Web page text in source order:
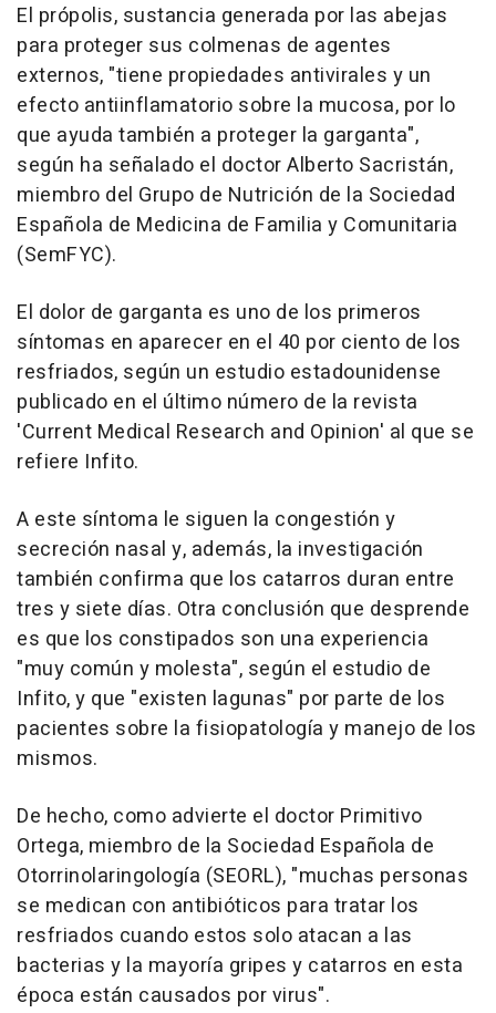
El própolis, sustancia generada por las abejas
para proteger sus colmenas de agentes
externos, "tiene propiedades antivirales y un
efecto antiinflamatorio sobre la mucosa, por lo
que ayuda también a proteger la garganta",
según ha señalado el doctor Alberto Sacristán,
miembro del Grupo de Nutrición de la Sociedad
Española de Medicina de Familia y Comunitaria
(SemFYC).
El dolor de garganta es uno de los primeros
síntomas en aparecer en el 40 por ciento de los
resfriados, según un estudio estadounidense
publicado en el último número de la revista
'Current Medical Research and Opinion' al que se
refiere Infito.
A este síntoma le siguen la congestión y
secreción nasal y, además, la investigación
también confirma que los catarros duran entre
tres y siete días. Otra conclusión que desprende
es que los constipados son una experiencia
"muy común y molesta", según el estudio de
Infito, y que "existen lagunas" por parte de los
pacientes sobre la fisiopatología y manejo de los
mismos.
De hecho, como advierte el doctor Primitivo
Ortega, miembro de la Sociedad Española de
Otorrinolaringología (SEORL), "muchas personas
se medican con antibióticos para tratar los
resfriados cuando estos solo atacan a las
bacterias y la mayoría gripes y catarros en esta
época están causados por virus".